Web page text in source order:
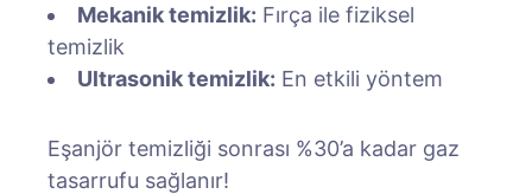
Mekanik temizlik: Fırça ile fiziksel
temizlik
Ultrasonik temizlik: En etkili yöntem
Eşanjör temizliği sonrası %30’a kadar gaz
tasarrufu sağlanır!